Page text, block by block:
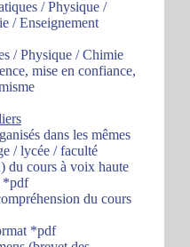
/ Physique /
/ Enseignement
/ Physique / Chimie
mise en confiance,
dans les mêmes
/ lycée / faculté
du cours à voix haute
*pdf
du cours
*pdf